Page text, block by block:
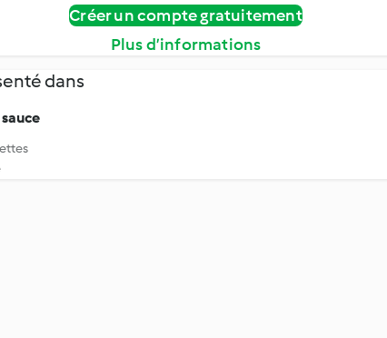
Créer un compte gratuitement
Plus d’informations
dans